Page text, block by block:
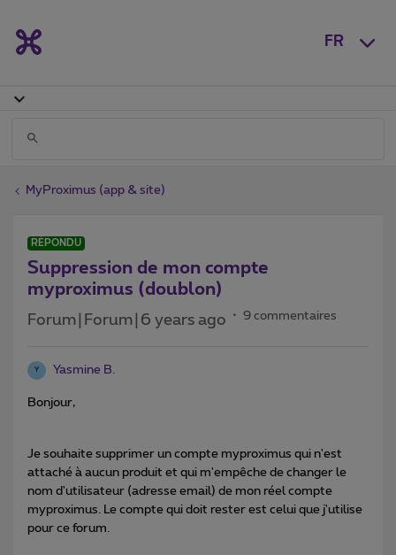
FR
MyProximus (app & site)
RÉPONDU
Suppression de mon compte
myproximus (doublon)
Forum|Forum|6 years ago 9 commentaires
Y Yasmine B.
Bonjour,
Je souhaite supprimer un compte myproximus qui n'est
attaché à aucun produit et qui m'empêche de changer le
nom d'utilisateur (adresse email) de mon réel compte
myproximus. Le compte qui doit rester est celui que j'utilise
pour ce forum.